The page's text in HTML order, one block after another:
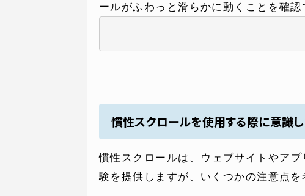
SERVICE
事業内容
システム開発
ホームページ制作
制作実績
料金表
ールがふわっと滑らかに動くことを確認
慣性スクロールを使用する際に意識
慣性スクロールは、ウェブサイトやア
験を提供しますが、いくつかの注意点を